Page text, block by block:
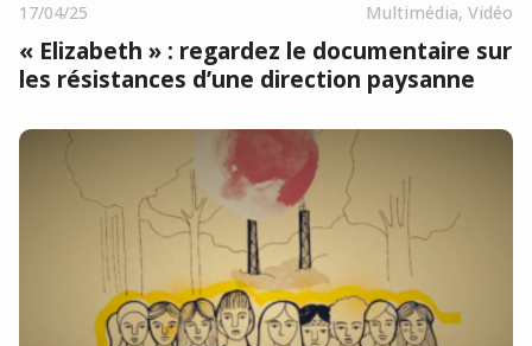
17/04/25 Multimédia, Vidéo
« Elizabeth » : regardez le documentaire sur
les résistances d’une direction paysanne